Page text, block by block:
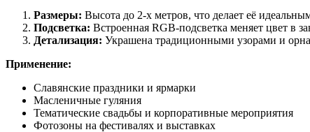
Размеры: Высота до 2-х метров, что делает её
Подсветка: Встроенная RGB-подсветка меняет цвет в
Детализация: Украшена традиционными узорами и
Применение:
Славянские праздники и ярмарки
Масленичные гуляния
Тематические свадьбы и корпоративные мероприятия
Фотозоны на фестивалях и выставках